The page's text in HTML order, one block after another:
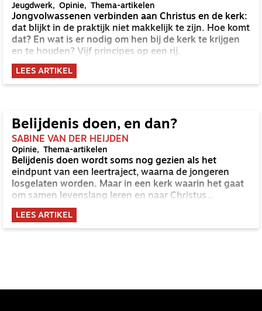
Jeugdwerk Opinie Thema-artikelen
Jongvolwassenen verbinden aan Christus en de kerk:
dat blijkt in de praktijk niet makkelijk te zijn. Hoe komt
dat? En wat is er nodig om hen bij de kerk te krijgen
en te houden? Vijf principes op een rij.
LEES ARTIKEL
Belijdenis doen, en dan?
SABINE VAN DER HEIJDEN
Opinie Thema-artikelen
Belijdenis doen wordt soms nog gezien als het
eindpunt van een leertraject, waarna de jongeren
losgelaten worden. Maar in een kerk waarin het gaat
om samen levenslang leren en naar Christus
toegroeien zou het geen eindpunt maar een
markeringspunt moeten zijn.
LEES ARTIKEL